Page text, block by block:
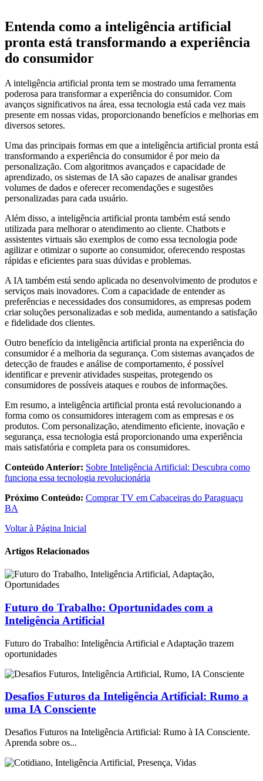
Entenda como a inteligência artificial
pronta está transformando a experiência
do consumidor
A inteligência artificial pronta tem se mostrado uma ferramenta
poderosa para transformar a experiência do consumidor. Com
avanços significativos na área, essa tecnologia está cada vez mais
presente em nossas vidas, proporcionando benefícios e melhorias em
diversos setores.
Uma das principais formas em que a inteligência artificial pronta está
transformando a experiência do consumidor é por meio da
personalização. Com algoritmos avançados e capacidade de
aprendizado, os sistemas de IA são capazes de analisar grandes
volumes de dados e oferecer recomendações e sugestões
personalizadas para cada usuário.
Além disso, a inteligência artificial pronta também está sendo
utilizada para melhorar o atendimento ao cliente. Chatbots e
assistentes virtuais são exemplos de como essa tecnologia pode
agilizar e otimizar o suporte ao consumidor, oferecendo respostas
rápidas e eficientes para suas dúvidas e problemas.
A IA também está sendo aplicada no desenvolvimento de produtos e
serviços mais inovadores. Com a capacidade de entender as
preferências e necessidades dos consumidores, as empresas podem
criar soluções personalizadas e sob medida, aumentando a satisfação
e fidelidade dos clientes.
Outro benefício da inteligência artificial pronta na experiência do
consumidor é a melhoria da segurança. Com sistemas avançados de
detecção de fraudes e análise de comportamento, é possível
identificar e prevenir atividades suspeitas, protegendo os
consumidores de possíveis ataques e roubos de informações.
Em resumo, a inteligência artificial pronta está revolucionando a
forma como os consumidores interagem com as empresas e os
produtos. Com personalização, atendimento eficiente, inovação e
segurança, essa tecnologia está proporcionando uma experiência
mais satisfatória e completa para os consumidores.
Conteúdo Anterior: Sobre Inteligência Artificial: Descubra como
funciona essa tecnologia revolucionária
Próximo Conteúdo: Comprar TV em Cabaceiras do Paraguaçu
BA
Voltar à Página Inicial
Artigos Relacionados
Futuro do Trabalho: Oportunidades com a
Inteligência Artificial
Futuro do Trabalho: Inteligência Artificial e Adaptação trazem
oportunidades
Desafios Futuros da Inteligência Artificial: Rumo a
uma IA Consciente
Desafios Futuros na Inteligência Artificial: Rumo à IA Consciente.
Aprenda sobre os...